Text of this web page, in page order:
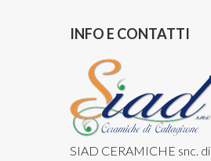
INFO E CONTATTI
SIAD CERAMICHE snc. di